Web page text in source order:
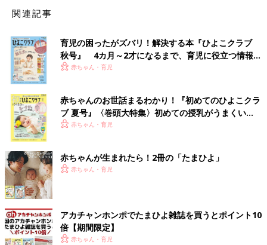
関連記事
育児の困ったがズバリ！解決する本『ひよこクラブ
秋号』 4カ月～2才になるまで、育児に役立つ情報が
いっぱい！
赤ちゃん・育児
赤ちゃんのお世話まるわかり！『初めてのひよこクラ
ブ 夏号』〈巻頭大特集〉初めての授乳がうまくい
く！ おっぱい・ミルクの基本と夏のトラブル 解決テ
赤ちゃん・育児
赤ちゃんが生まれたら！2冊の「たまひよ」
赤ちゃん・育児
アカチャンホンポでたまひよ雑誌を買うとポイント10
倍【期間限定】
赤ちゃん・育児